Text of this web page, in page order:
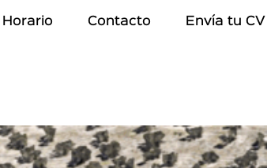
Horario Contacto Envía tu CV